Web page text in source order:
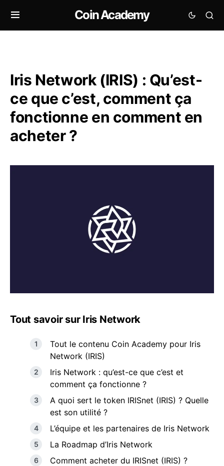
Coin Academy
Iris Network (IRIS) : Qu’est-
ce que c’est, comment ça
fonctionne en comment en
acheter ?
Tout savoir sur Iris Network
Tout le contenu Coin Academy pour Iris
Network (IRIS)
Iris Network : qu’est-ce que c’est et
comment ça fonctionne ?
A quoi sert le token IRISnet (IRIS) ? Quelle
est son utilité ?
L’équipe et les partenaires de Iris Network
La Roadmap d’Iris Network
Comment acheter du IRISnet (IRIS) ?